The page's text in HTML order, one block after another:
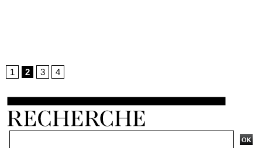
1 2 3 4